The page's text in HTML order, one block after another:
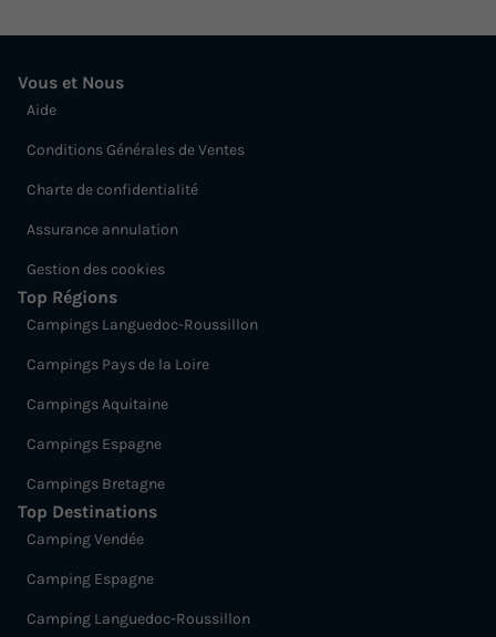
Vous et Nous
Aide
Conditions Générales de Ventes
Charte de confidentialité
Assurance annulation
Gestion des cookies
Top Régions
Campings Languedoc-Roussillon
Campings Pays de la Loire
Campings Aquitaine
Campings Espagne
Campings Bretagne
Top Destinations
Camping Vendée
Camping Espagne
Camping Languedoc-Roussillon